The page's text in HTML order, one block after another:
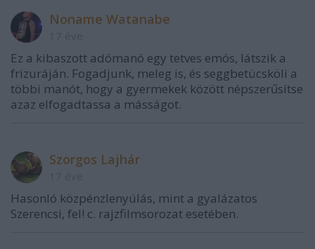
Noname Watanabe
Ez a kibaszott adómanó egy tetves emós, látszik a
frizuráján. Fogadjunk, meleg is, és seggbetücsköli a
többi manót, hogy a gyermekek között népszerűsítse
azaz elfogadtassa a másságot.
Szorgos Lajhár
Hasonló közpénzlenyúlás, mint a gyalázatos
Szerencsi, fel! c. rajzfilmsorozat esetében.